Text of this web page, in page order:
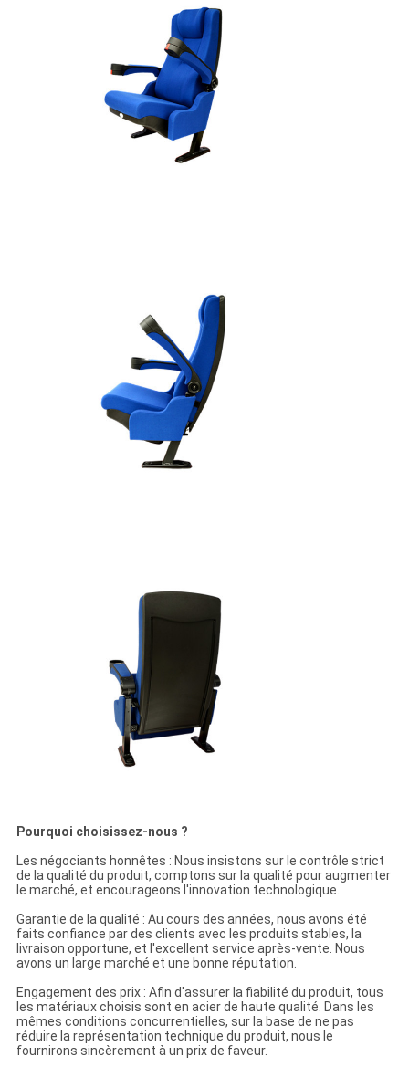
Pourquoi choisissez-nous ?
Les négociants honnêtes : Nous insistons sur le contrôle strict
de la qualité du produit, comptons sur la qualité pour augmenter
le marché, et encourageons l'innovation technologique.
Garantie de la qualité : Au cours des années, nous avons été
faits confiance par des clients avec les produits stables, la
livraison opportune, et l'excellent service après-vente. Nous
avons un large marché et une bonne réputation.
Engagement des prix : Afin d'assurer la fiabilité du produit, tous
les matériaux choisis sont en acier de haute qualité. Dans les
mêmes conditions concurrentielles, sur la base de ne pas
réduire la représentation technique du produit, nous le
fournirons sincèrement à un prix de faveur.